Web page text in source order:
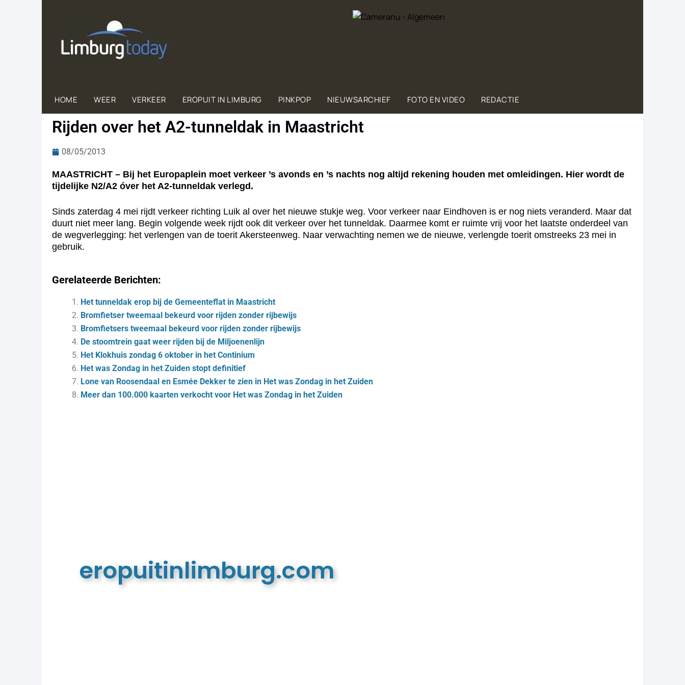
HOME WEER VERKEER EROPUIT IN LIMBURG PINKPOP NIEUWSARCHIEF FOTO EN VIDEO REDACTIE
Rijden over het A2-tunneldak in Maastricht
08/05/2013
MAASTRICHT – Bij het Europaplein moet verkeer ’s avonds en ’s nachts nog altijd rekening houden met omleidingen. Hier wordt de
tijdelijke N2/A2 óver het A2-tunneldak verlegd.
Sinds zaterdag 4 mei rijdt verkeer richting Luik al over het nieuwe stukje weg. Voor verkeer naar Eindhoven is er nog niets veranderd. Maar dat
duurt niet meer lang. Begin volgende week rijdt ook dit verkeer over het tunneldak. Daarmee komt er ruimte vrij voor het laatste onderdeel van
de wegverlegging: het verlengen van de toerit Akersteenweg. Naar verwachting nemen we de nieuwe, verlengde toerit omstreeks 23 mei in
gebruik.
Gerelateerde Berichten:
Het tunneldak erop bij de Gemeenteflat in Maastricht
Bromfietser tweemaal bekeurd voor rijden zonder rijbewijs
Bromfietsers tweemaal bekeurd voor rijden zonder rijbewijs
De stoomtrein gaat weer rijden bij de Miljoenenlijn
Het Klokhuis zondag 6 oktober in het Continium
Het was Zondag in het Zuiden stopt definitief
Lone van Roosendaal en Esmée Dekker te zien in Het was Zondag in het Zuiden
Meer dan 100.000 kaarten verkocht voor Het was Zondag in het Zuiden
eropuitinlimburg.com